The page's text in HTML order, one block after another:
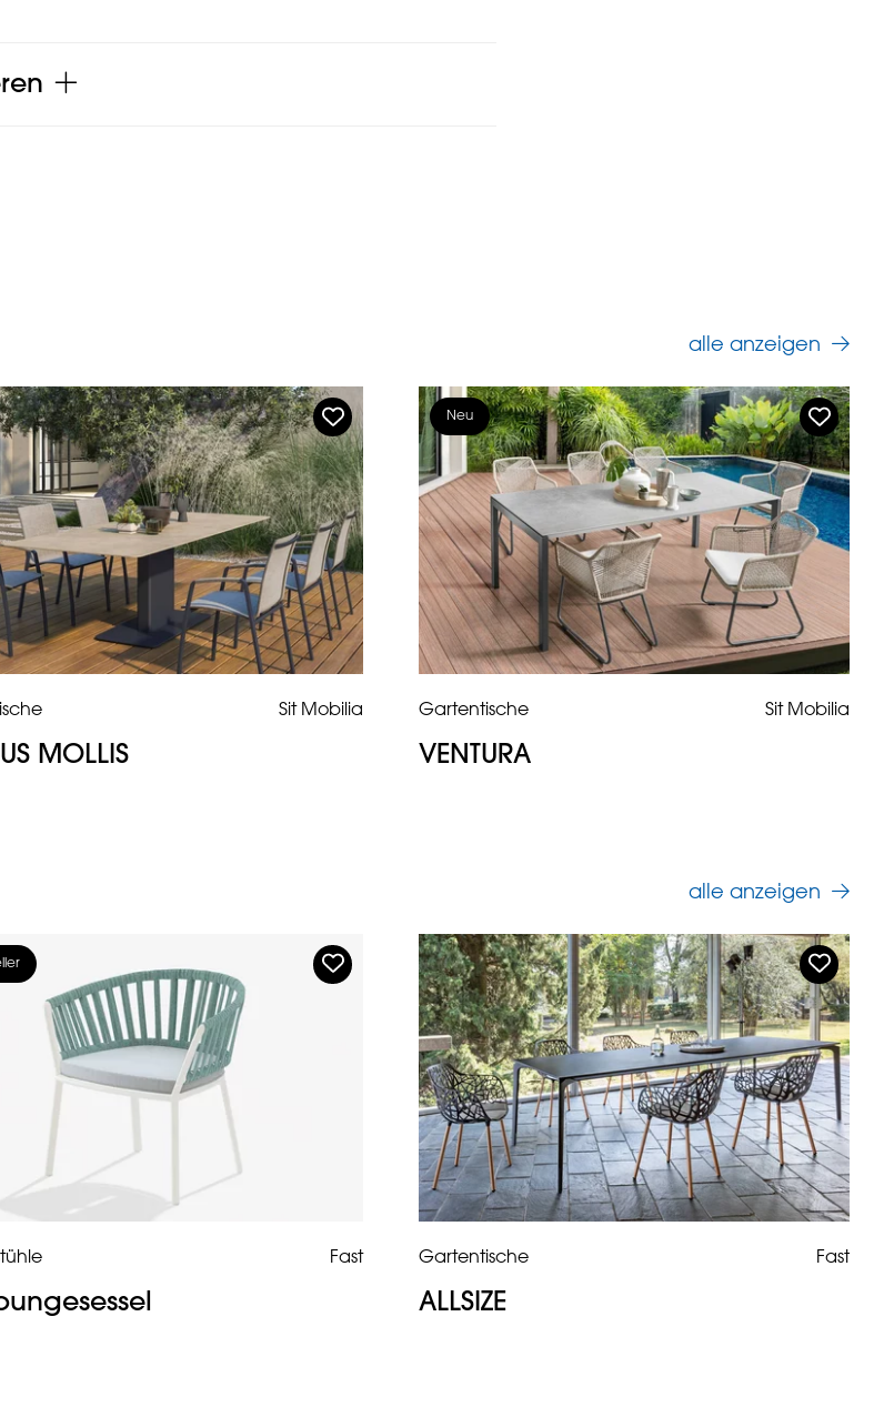
alle anzeigen
Sit Mobilia
MOLLIS
Neu
Gartentische Sit Mobilia
VENTURA
alle anzeigen
Fast Gartentische Fast
ALLSIZE